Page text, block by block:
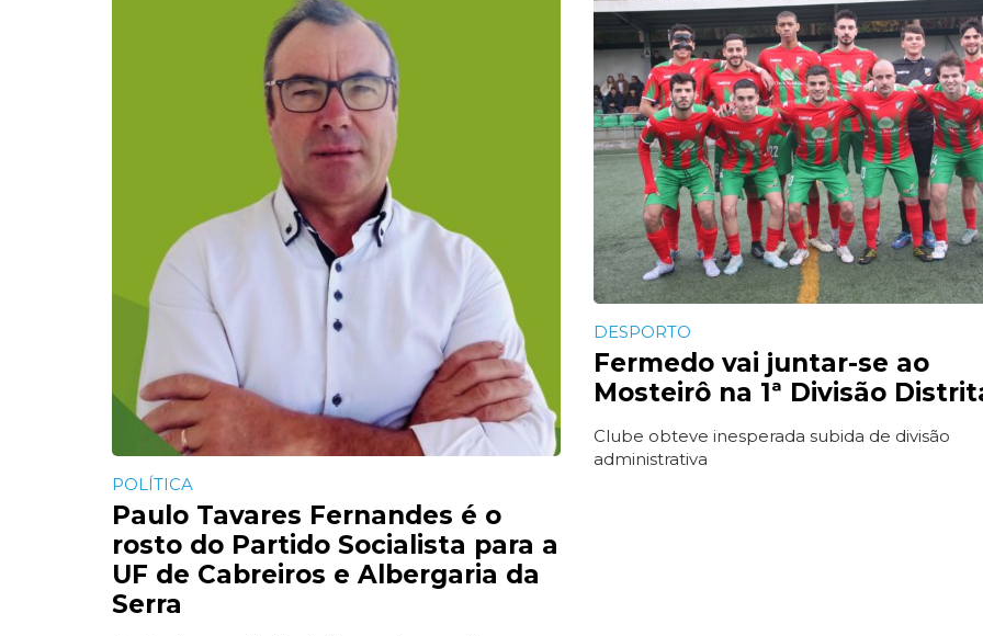
POLÍTICA
Paulo Tavares Fernandes é o
rosto do Partido Socialista para a
UF de Cabreiros e Albergaria da
Serra
DESPORTO
Fermedo vai juntar-se ao
Mosteirô na 1ª Divisão
Clube obteve inesperada subida de divisão
administrativa